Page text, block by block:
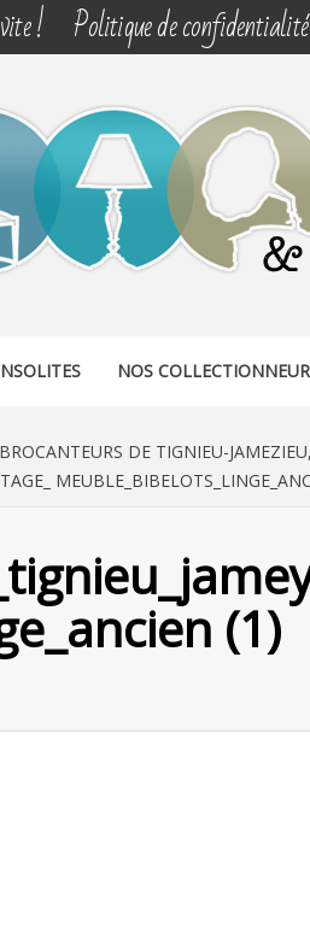
! Politique de confidentialité
NOS
DE TIGNIEU-
(1)